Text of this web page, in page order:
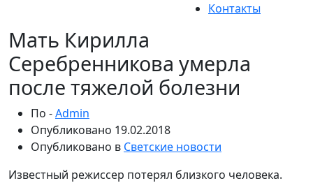
Контакты
Мать Кирилла
Серебренникова умерла
после тяжелой болезни
По -Admin
Опубликовано 19.02.2018
Опубликовано в Светские новости
Известный режиссер потерял близкого человека.